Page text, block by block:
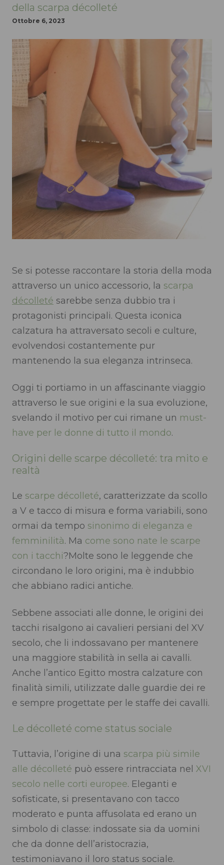
della scarpa décolleté
Ottobre 6, 2023
Se si potesse raccontare la storia della moda
attraverso un unico accessorio, la scarpa
décolleté sarebbe senza dubbio tra i
protagonisti principali. Questa iconica
calzatura ha attraversato secoli e culture,
evolvendosi costantemente pur
mantenendo la sua eleganza intrinseca.
Oggi ti portiamo in un affascinante viaggio
attraverso le sue origini e la sua evoluzione,
svelando il motivo per cui rimane un must-
have per le donne di tutto il mondo.
Origini delle scarpe décolleté: tra mito e
realtà
Le scarpe décolleté, caratterizzate da scollo
a V e tacco di misura e forma variabili, sono
ormai da tempo sinonimo di eleganza e
femminilità. Ma come sono nate le scarpe
con i tacchi?Molte sono le leggende che
circondano le loro origini, ma è indubbio
che abbiano radici antiche.
Sebbene associati alle donne, le origini dei
tacchi risalgono ai cavalieri persiani del XV
secolo, che li indossavano per mantenere
una maggiore stabilità in sella ai cavalli.
Anche l’antico Egitto mostra calzature con
finalità simili, utilizzate dalle guardie dei re
e sempre progettate per le staffe dei cavalli.
Le décolleté come status sociale
Tuttavia, l’origine di una scarpa più simile
alle décolleté può essere rintracciata nel XVI
secolo nelle corti europee. Eleganti e
sofisticate, si presentavano con tacco
moderato e punta affusolata ed erano un
simbolo di classe: indossate sia da uomini
che da donne dell’aristocrazia,
testimoniavano il loro status sociale.